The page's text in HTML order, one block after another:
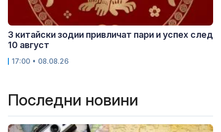
3 китайски зодии привличат пари и успех след
10 август
17:00 • 08.08.26
Последни новини